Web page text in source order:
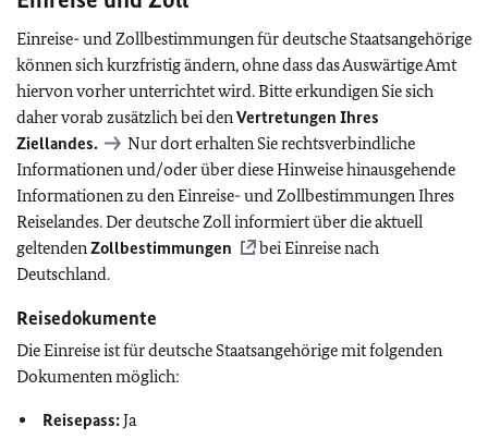
Einreise- und Zollbestimmungen für deutsche Staatsangehörige
können sich kurzfristig ändern, ohne dass das Auswärtige Amt
hiervon vorher unterrichtet wird. Bitte erkundigen Sie sich
daher vorab zusätzlich bei denVertretungen Ihres
Ziellandes.
Nur dort erhalten Sie rechtsverbindliche
Informationen und/oder über diese Hinweise hinausgehende
Informationen zu den Einreise- und Zollbestimmungen Ihres
Reiselandes. Der deutsche Zoll informiert über die aktuell
geltendenZollbestimmungen
bei Einreise nach
Deutschland.
Reisedokumente
Die Einreise ist für deutsche Staatsangehörige mit folgenden
Dokumenten möglich:
Reisepass:Ja